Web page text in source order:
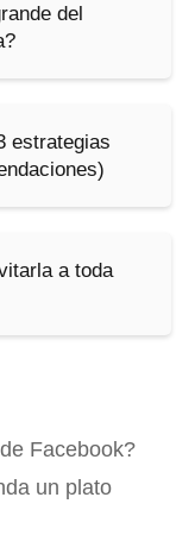
del
estrategias
a toda
Facebook?
un plato